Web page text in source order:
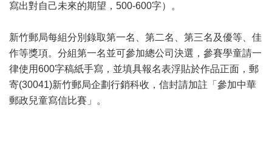
寫出對自己未來的期望，500-600字）。
新竹郵局每組分別錄取第一名、第二名、第三名及優等、佳
作等獎項。分組第一名並可參加總公司決選，參賽學童請一
律使用600字稿紙手寫，並填具報名表浮貼於作品正面，郵
寄(30041)新竹郵局企劃行銷科收，信封請加註「參加中華
郵政兒童寫信比賽」。